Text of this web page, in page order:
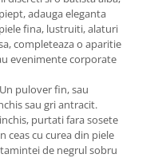
adauga eleganta
fina, lustruiti, alaturi
completeaza o aparitie
evenimente corporate
Un pulover fin, sau
sau gri antracit.
purtati fara sosete
ceas cu curea din piele
de negrul sobru